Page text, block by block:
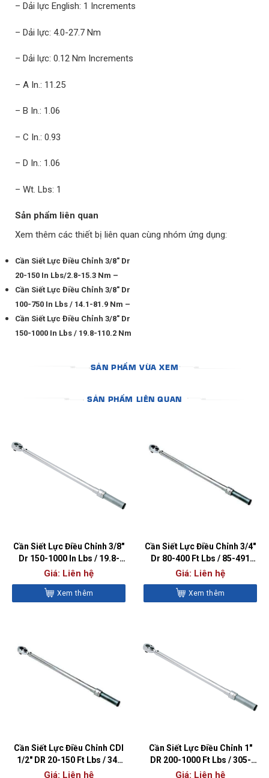
– Dải lực English: 1 Increments
– Dải lực: 4.0-27.7 Nm
– Dải lực: 0.12 Nm Increments
– A In.: 11.25
– B In.: 1.06
– C In.: 0.93
– D In.: 1.06
– Wt. Lbs: 1
Sản phẩm liên quan
Xem thêm các thiết bị liên quan cùng nhóm ứng dụng:
Cần Siết Lực Điều Chỉnh 3/8″ Dr
20-150 In Lbs/2.8-15.3 Nm –
Cần Siết Lực Điều Chỉnh 3/8″ Dr
100-750 In Lbs / 14.1-81.9 Nm –
Cần Siết Lực Điều Chỉnh 3/8″ Dr
150-1000 In Lbs / 19.8-110.2 Nm
SẢN PHẨM VỪA XEM
SẢN PHẨM LIÊN QUAN
Cần Siết Lực Điều Chỉnh 3/8″
Dr 150-1000 In Lbs / 19.8-
110.2 Nm – CDI10002MRMH
Giá: Liên hệ
Xem thêm
Cần Siết Lực Điều Chỉnh 3/4″
Dr 80-400 Ft Lbs / 85-491
Nm – CDI4004MFRMH
Giá: Liên hệ
Xem thêm
Cần Siết Lực Điều Chỉnh CDI
1/2″ DR 20-150 Ft Lbs / 34-
197 Nm – CDI1503MFRMH
Giá: Liên hệ
Cần Siết Lực Điều Chỉnh 1″
DR 200-1000 Ft Lbs / 305-
1322 Nm –
Giá: Liên hệ